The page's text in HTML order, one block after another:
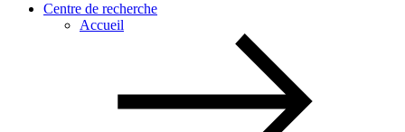
Centre de recherche
Accueil